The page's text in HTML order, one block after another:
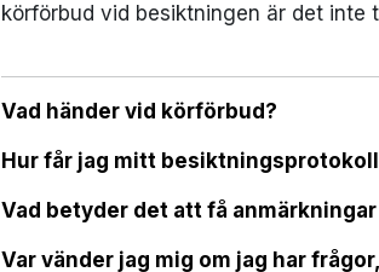
körförbud vid besiktningen är det
Vad händer vid körförbud?
Hur får jag mitt
Vad betyder det att få
Var vänder jag mig om jag har